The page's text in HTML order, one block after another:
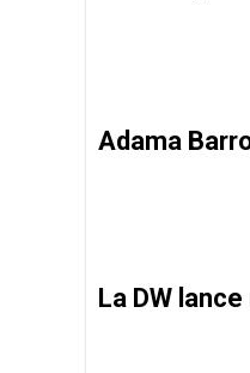
Adama
La DW